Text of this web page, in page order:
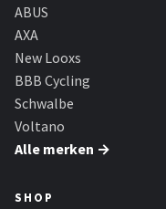
ABUS
AXA
New Looxs
BBB Cycling
Schwalbe
Voltano
Alle merken →
SHOP